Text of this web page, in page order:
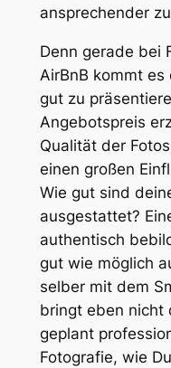
ansprechender
Denn gerade bei
AirBnB kommt es
gut zu
Angebotspreis
Qualität der
einen großen
Wie gut sind
ausgestattet?
authentisch
gut wie möglich
selber mit dem
bringt eben nicht
geplant
Fotografie, wie